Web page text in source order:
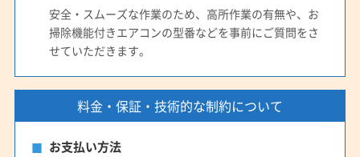
安全・スムーズな作業のため、高所作業の有無や、お
掃除機能付きエアコンの型番などを事前にご質問をさ
せていただきます。
料金・保証・技術的な制約について
お支払い方法